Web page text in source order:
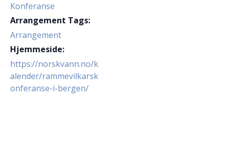
Konferanse
Arrangement Tags:
Arrangement
Hjemmeside:
https://norskvann.no/k
alender/rammevilkarsk
onferanse-i-bergen/